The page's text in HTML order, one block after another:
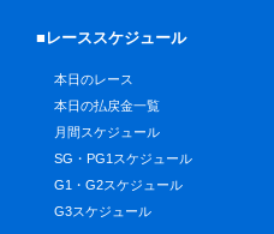
■レーススケジュール
本日のレース
本日の払戻金一覧
月間スケジュール
SG・PG1スケジュール
G1・G2スケジュール
G3スケジュール